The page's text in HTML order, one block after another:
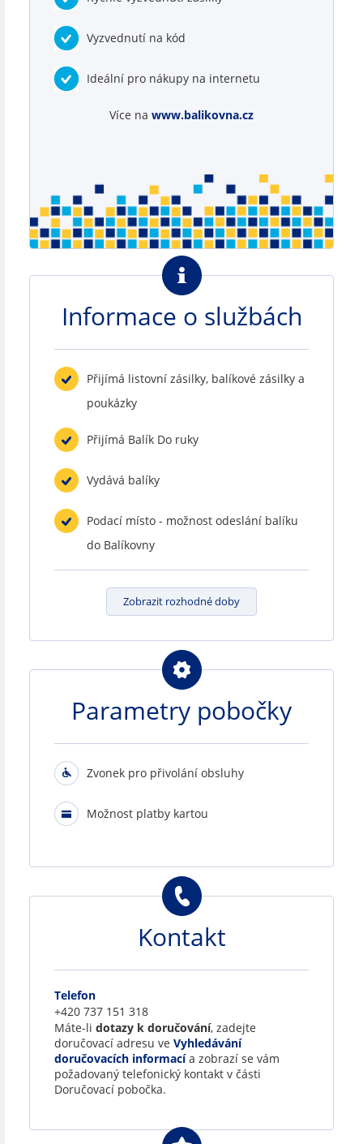
Vyzvednutí na kód
Ideální pro nákupy na internetu
Více na www.balikovna.cz
Informace o službách
Přijímá listovní zásilky, balíkové zásilky a
poukázky
Přijímá Balík Do ruky
Vydává balíky
Podací místo - možnost odeslání balíku
do Balíkovny
Zobrazit rozhodné doby
Parametry pobočky
Zvonek pro přivolání obsluhy
Možnost platby kartou
Kontakt
Telefon
+420 737 151 318
Máte-li dotazy k doručování, zadejte
doručovací adresu ve Vyhledávání
doručovacích informacía zobrazí se vám
požadovaný telefonický kontakt v části
Doručovací pobočka.